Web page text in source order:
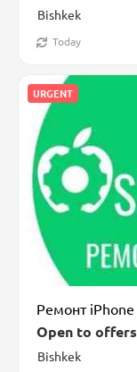
Bishkek
Today
URGENT
Bishkek
Open to offers